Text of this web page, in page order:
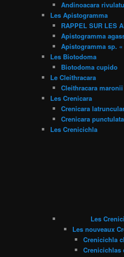
Andinoacara
Les Apistogramma
RAPPEL SUR LES
Apistogramma
Apistogramma sp. «
Les Biotodoma
Biotodoma cupido
Le Cleithracara
Cleithracara maronii
Les Crenicara
Crenicara
Crenicara punctulata
Les Crenicichla
Les
Les nouveaux
Crenicichla
Crenicichlas